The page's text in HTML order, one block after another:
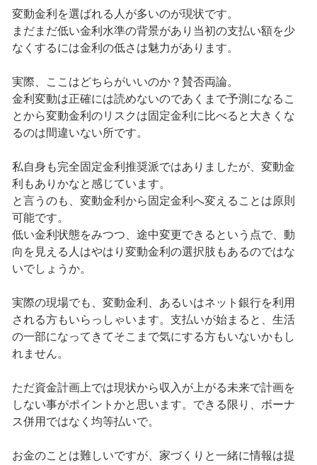
変動金利を選ばれる人が多いのが現状です。
まだまだ低い金利水準の背景があり当初の支払い額を少
なくするには金利の低さは魅力があります。
実際、ここはどちらがいいのか？賛否両論。
金利変動は正確には読めないのであくまで予測になるこ
とから変動金利のリスクは固定金利に比べると大きくな
るのは間違いない所です。
私自身も完全固定金利推奨派ではありましたが、変動金
利もありかなと感じています。
と言うのも、変動金利から固定金利へ変えることは原則
可能です。
低い金利状態をみつつ、途中変更できるという点で、動
向を見える人はやはり変動金利の選択肢もあるのではな
いでしょうか。
実際の現場でも、変動金利、あるいはネット銀行を利用
される方もいらっしゃいます。支払いが始まると、生活
の一部になってきてそこまで気にする方もいないかもし
れません。
ただ資金計画上では現状から収入が上がる未来で計画を
しない事がポイントかと思います。できる限り、ボーナ
ス併用ではなく均等払いで。
お金のことは難しいですが、家づくりと一緒に情報は提